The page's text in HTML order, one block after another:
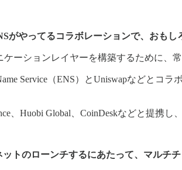
がやってるコラボレーションで、おもし
ケーションレイヤーを構築するために、
Service（ENS）とUniswapなどとコ
、Huobi Global、CoinDeskなどと提携
ットのローンチするにあたって、マルチ